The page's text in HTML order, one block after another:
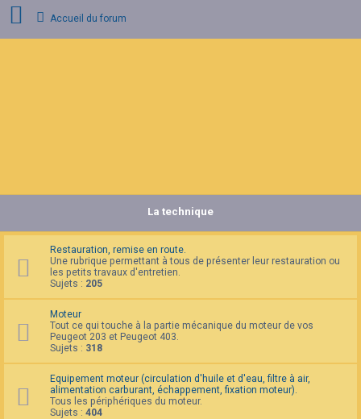
s
Accueil du forum
La technique
Restauration, remise en route.
Une rubrique permettant à tous de présenter leur restauration ou
les petits travaux d'entretien.
Sujets : 205
Moteur
Tout ce qui touche à la partie mécanique du moteur de vos
Peugeot 203 et Peugeot 403.
Sujets : 318
Equipement moteur (circulation d'huile et d'eau, filtre à air,
alimentation carburant, échappement, fixation moteur).
Tous les périphériques du moteur.
Sujets : 404